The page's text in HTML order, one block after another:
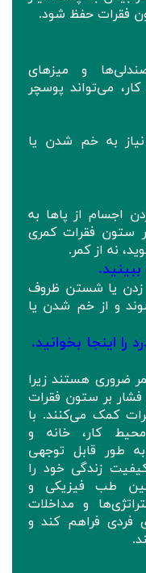
فقرات حفظ شود.
و میزهای
می‌تواند پوسچر
نیاز به خم شدن یا
اجسام از پاها به
ستون فقرات کمری
نه از کمر.
زدن یا شستن ظروف
و از خم شدن یا
را اینجا بخوانید.
ضروری هستند زیرا
بر ستون فقرات
کمک می‌کنند. با
کار، خانه و
به طور قابل توجهی
زندگی خود را
طب فیزیکی و
و مداخلات
فردی فراهم کند و